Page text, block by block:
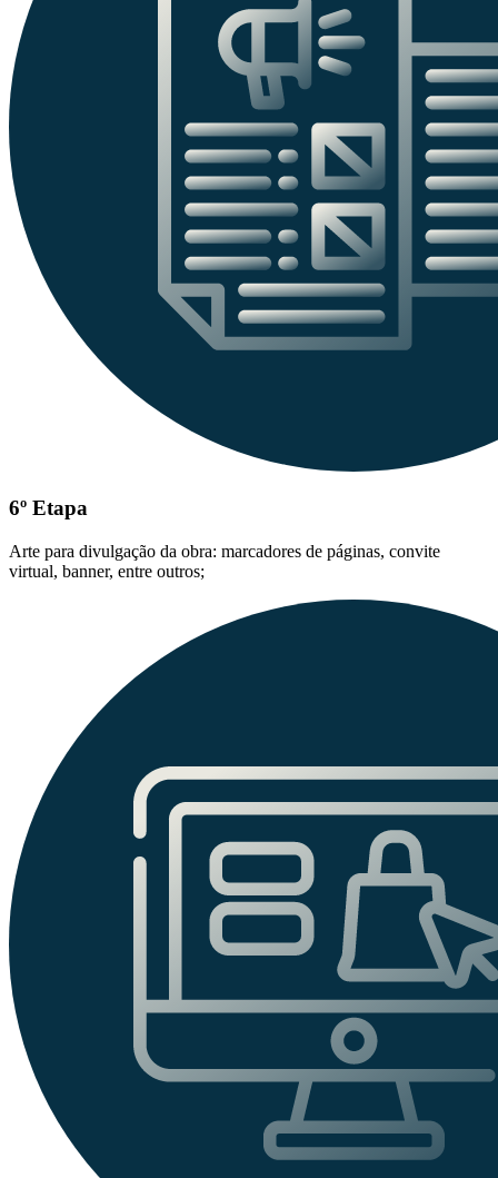
6º Etapa
Arte para divulgação da obra: marcadores de páginas, convite
virtual, banner, entre outros;